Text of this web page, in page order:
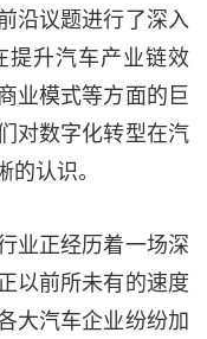
沿议题进行了深入
提升汽车产业链效
业模式等方面的巨
对数字化转型在汽
认识。
业正经历着一场深
以前所未有的速度
大汽车企业纷纷加